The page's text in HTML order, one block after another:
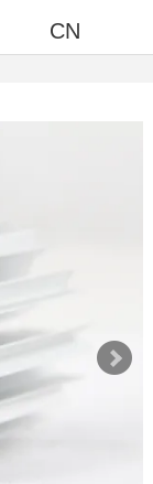
CN